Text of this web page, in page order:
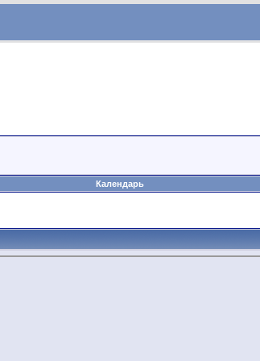
Календарь